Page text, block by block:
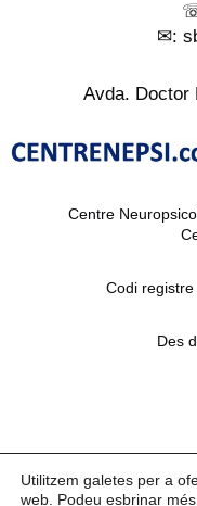
✉︎:
Avda. Doctor
Centre
Codi
Des
Utilitzem galetes per a
web. Podeu esbrinar